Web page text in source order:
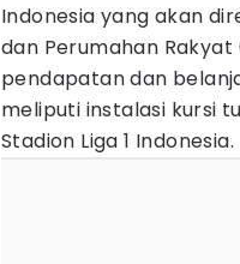
Indonesia yang akan
dan Perumahan Rakyat
pendapatan dan
meliputi instalasi kursi
Stadion Liga 1 Indonesia.